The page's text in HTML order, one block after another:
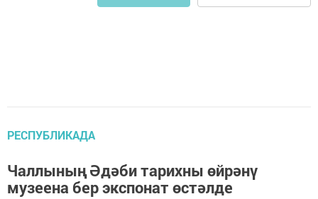
РЕСПУБЛИКАДА
Чаллының Әдәби тарихны өйрәнү
музеена бер экспонат өстәлде